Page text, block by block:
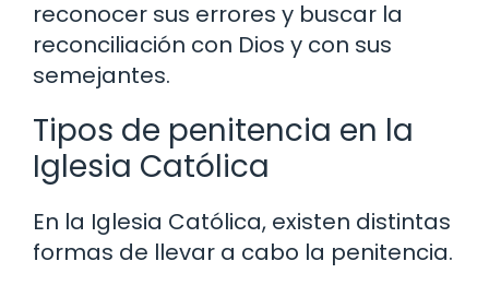
reconocer sus errores y buscar la
reconciliación con Dios y con sus
semejantes.
Tipos de penitencia en la
Iglesia Católica
En la Iglesia Católica, existen distintas
formas de llevar a cabo la penitencia.